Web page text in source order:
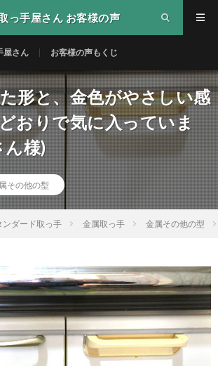
っ手屋さん お客様の声
屋さん お客様の声もくじ
形と、金色がやさしい感
おりで気に入っていま
ん様)
その他の型
ンダード取っ手 金属取っ手 金属その他の型